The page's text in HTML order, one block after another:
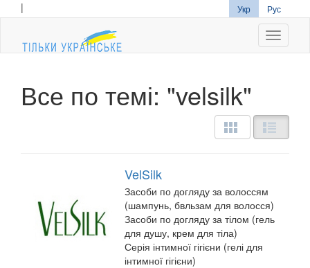
| Укр Рус
Все по темі: "velsilk"
VelSilk
Засоби по догляду за волоссям
(шампунь, бвльзам для волосся)
Засоби по догляду за тілом (гель
для душу, крем для тіла)
Серія інтимної гігієни (гелі для
інтимної гігієни)